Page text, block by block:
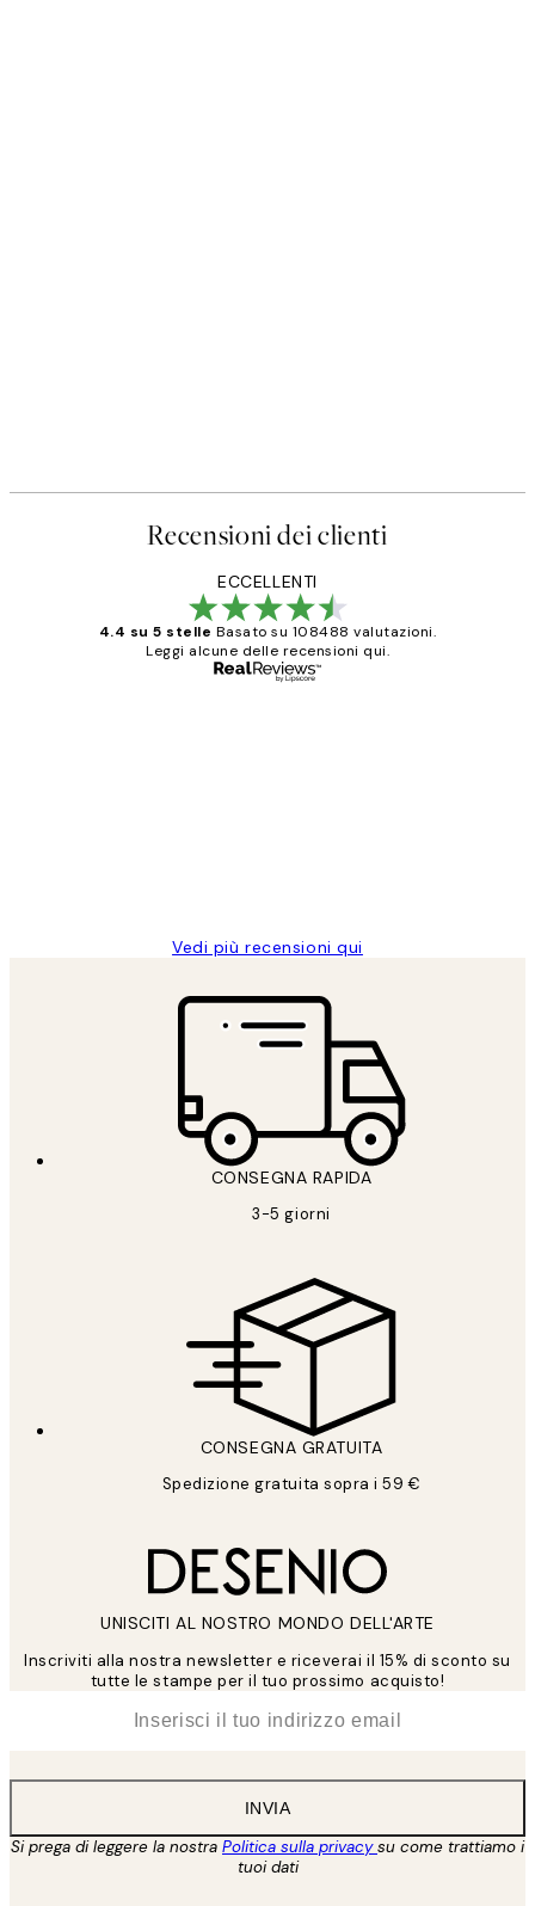
Recensioni dei clienti
ECCELLENTI
4.4 su 5 stelle Basato su 108488 valutazioni.
Leggi alcune delle recensioni qui.
Vedi più recensioni qui
CONSEGNA RAPIDA
3-5 giorni
CONSEGNA GRATUITA
Spedizione gratuita sopra i 59 €
UNISCITI AL NOSTRO MONDO DELL'ARTE
Inscriviti alla nostra newsletter e riceverai il 15% di sconto su
tutte le stampe per il tuo prossimo acquisto!
INVIA
Si prega di leggere la nostra Politica sulla privacysu come trattiamo i
tuoi dati